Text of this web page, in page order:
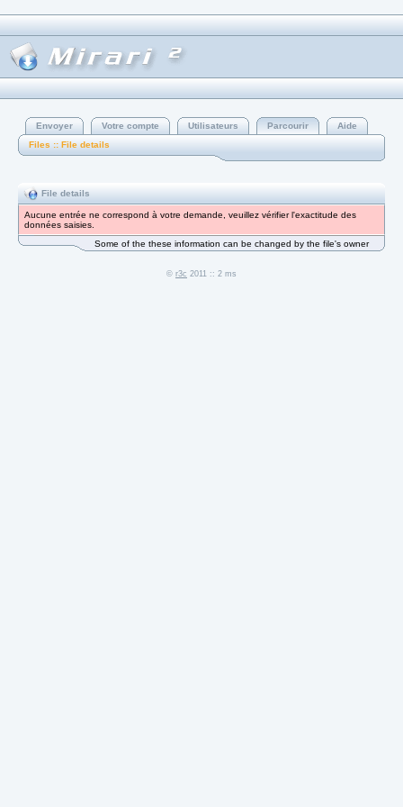
Envoyer Votre compte Utilisateurs Parcourir
Aide
Files :: File details
File details
Aucune entrée ne correspond à votre demande, veuillez vérifier l'exactitude des
données saisies.
Some of the these information can be changed by the file's owner
© r3c 2011 :: 2 ms